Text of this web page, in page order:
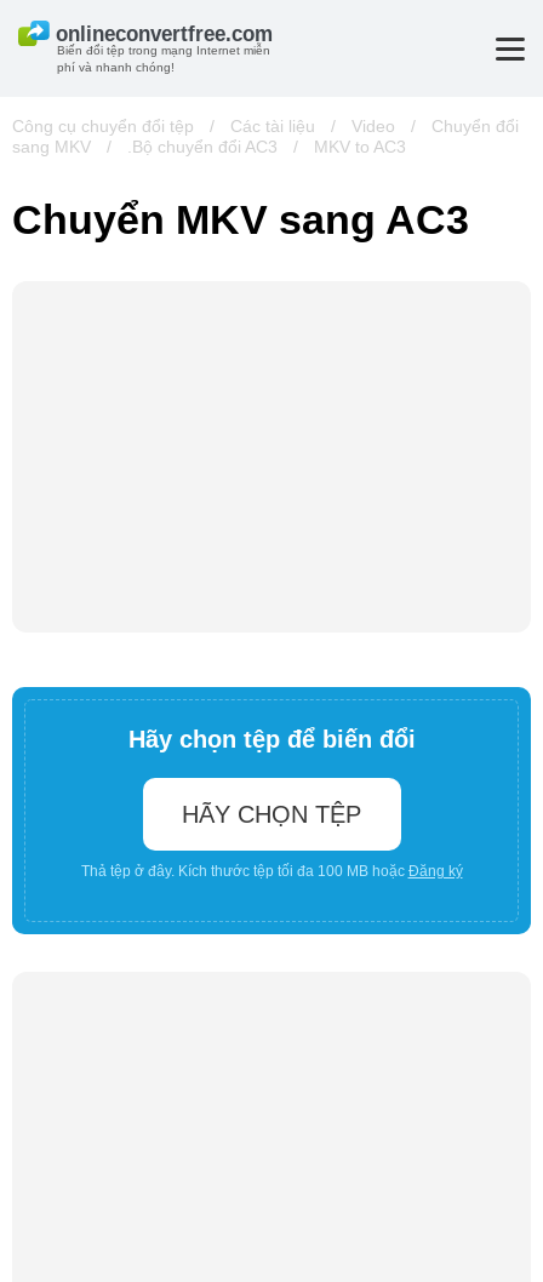
Biến đổi tệp trong mạng Internet miễn
phí và nhanh chóng!
Công cụ chuyển đổi tệp / Các tài liệu / Video /
Chuyển đổi
sang MKV
/ .Bộ chuyển đổi AC3 / MKV to AC3
Chuyển MKV sang AC3
Hãy chọn tệp để biến đổi
HÃY CHỌN TỆP
Thả tệp ở đây. Kích thước tệp tối đa 100 MB hoặc Đăng ký